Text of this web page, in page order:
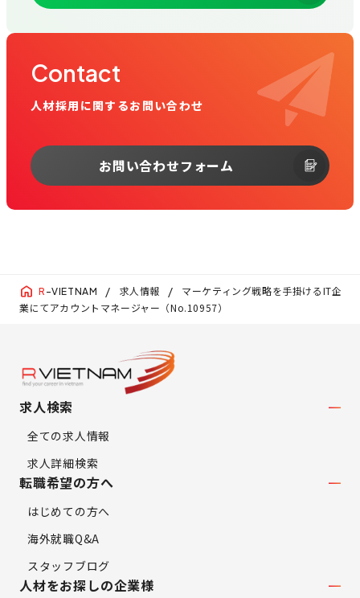
Contact
人材採用に関するお問い合わせ
お問い合わせフォーム
R -VIETNAM 求人情報
マーケティング戦略を手掛けるIT企
業にてアカウントマネージャー（No.10957）
求人検索
全ての求人情報
求人詳細検索
転職希望の方へ
はじめての方へ
海外就職Q&A
スタッフブログ
人材をお探しの企業様